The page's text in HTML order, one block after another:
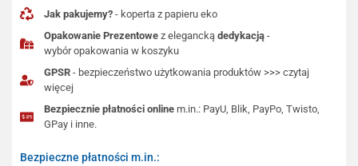
Jak pakujemy? - koperta z papieru eko
Opakowanie Prezentowe z eleganckądedykacją -
wybór opakowania w koszyku
GPSR - bezpieczeństwo użytkowania produktów >>> czytaj
więcej
Bezpiecznie płatności online m.in.: PayU, Blik, PayPo, Twisto,
GPay i inne.
Bezpieczne płatności m.in.: